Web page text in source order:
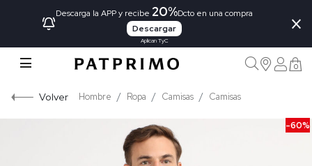
Descarga la APP y recibe 20%Dcto en una compra
Descargar
Aplican TyC
×
0
Volver Hombre Ropa Camisas Camisas
-60%